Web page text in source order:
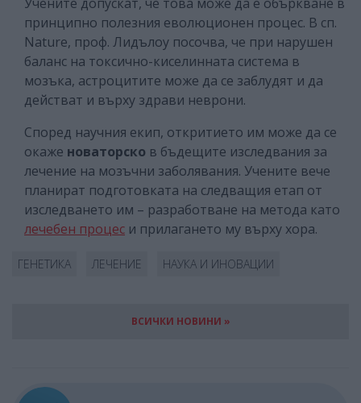
Учените допускат, че това може да е объркване в
принципно полезния еволюционен процес. В сп.
Nature, проф. Лидълоу посочва, че при нарушен
баланс на токсично-киселинната система в
мозъка, астроцитите може да се заблудят и да
действат и върху здрави неврони.
Според научния екип, откритието им може да се
окаже новаторско в бъдещите изследвания за
лечение на мозъчни заболявания. Учените вече
планират подготовката на следващия етап от
изследването им – разработване на метода като
лечебен процес и прилагането му върху хора.
ГЕНЕТИКА ЛЕЧЕНИЕ НАУКА И ИНОВАЦИИ
ВСИЧКИ НОВИНИ »